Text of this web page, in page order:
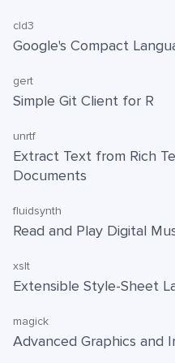
cld3
Google's Compact
gert
Simple Git Client for R
unrtf
Extract Text from Rich
Documents
fluidsynth
Read and Play Digital
xslt
Extensible Style-Sheet
magick
Advanced Graphics and